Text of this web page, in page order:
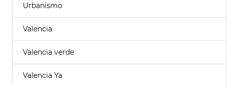
Urbanismo
Valencia
Valencia verde
Valencia Ya